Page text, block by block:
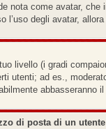
nota come avatar,
degli avatar,
livello (i gradi
utenti; ad es.,
abbasseranno
di posta di un